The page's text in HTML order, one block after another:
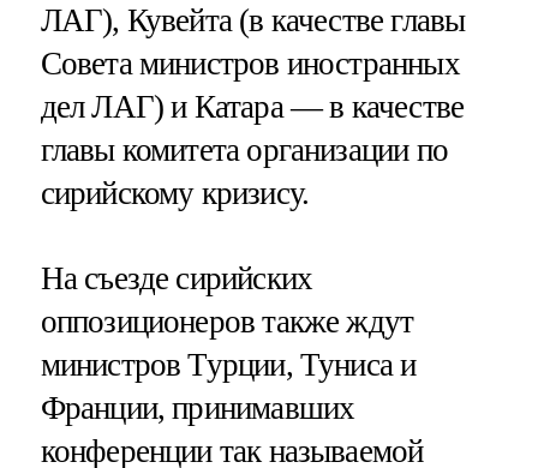
ЛАГ), Кувейта (в качестве главы
Совета министров иностранных
дел ЛАГ) и Катара — в качестве
главы комитета организации по
сирийскому кризису.
На съезде сирийских
оппозиционеров также ждут
министров Турции, Туниса и
Франции, принимавших
конференции так называемой